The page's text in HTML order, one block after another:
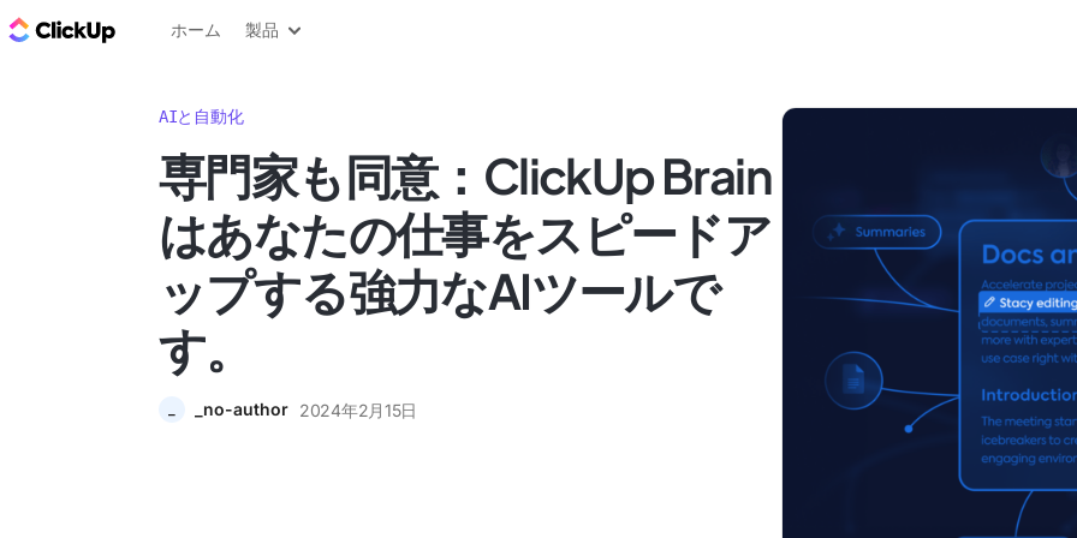
ClickUp ブログ
ホーム 製品
AIと自動化
専門家も同意：ClickUp Brain
はあなたの仕事をスピードア
ップする強力なAIツールで
す。
_no-author 2024年2月15日